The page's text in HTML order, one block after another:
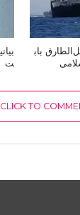
ت
باب
CLICK TO